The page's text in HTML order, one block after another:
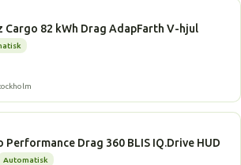
82 kWh Drag AdapFarth V-hjul
Performance Drag 360 BLIS IQ.Drive HUD
Automatisk